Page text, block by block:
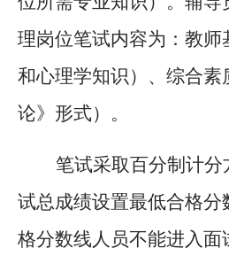
理岗位笔试内容为：教师
和心理学知识）、综合素
论》形式）。
笔试采取百分制计
试总成绩设置最低合格分
格分数线人员不能进入面